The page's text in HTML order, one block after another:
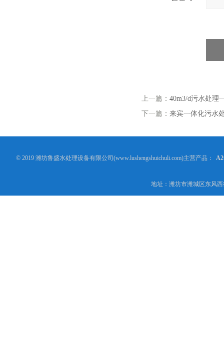
上一篇： 40m3/d污水处理
下一篇： 来宾一体化污水
© 2019 潍坊鲁盛水处理设备有限公司(www.lushengshuichuli.com)主营产品：
地址：潍坊市潍城区东风